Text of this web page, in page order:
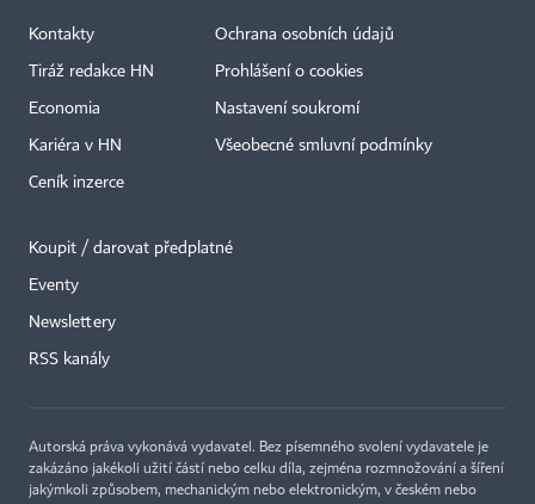
Kontakty
Tiráž redakce HN
Economia
Kariéra v HN
Ceník inzerce
Ochrana osobních údajů
Prohlášení o cookies
Nastavení soukromí
Všeobecné smluvní podmínky
Koupit / darovat předplatné
Eventy
Newslettery
RSS kanály
Autorská práva vykonává vydavatel. Bez písemného svolení vydavatele je
zakázáno jakékoli užití částí nebo celku díla, zejména rozmnožování a šíření
jakýmkoli způsobem, mechanickým nebo elektronickým, v českém nebo